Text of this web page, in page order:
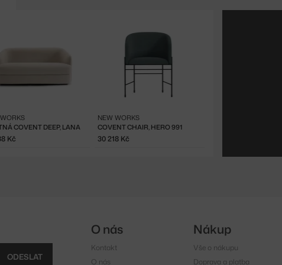
COVENT DEEP, LANA
Kč
COVENT CHAIR, HERO 991
NEW WORKS
30 218 Kč
ODESLAT
O nás
Kontakt
O nás
Nákup
Vše o nákupu
Doprava a platba